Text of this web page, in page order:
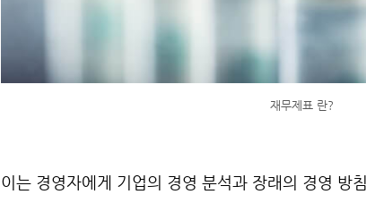
재무제표 란?
이는 경영자에게 기업의 경영 분석과 장래의 경영 방